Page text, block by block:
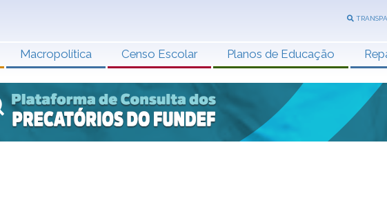
Macropolítica Censo Escolar Planos de Educação